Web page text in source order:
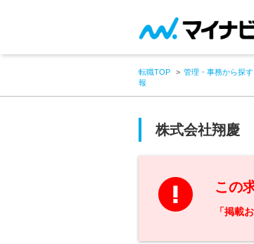
転職TOP 管理・事務から探す
報
株式会社翔慶
この
「掲載